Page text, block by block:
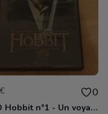
0
DVD Hobbit n°1 - Un voyage inattendu